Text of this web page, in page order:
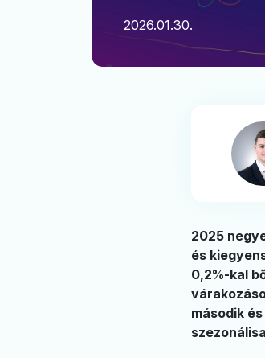
2026.01.30.
2025
és
0,2%-kal
második